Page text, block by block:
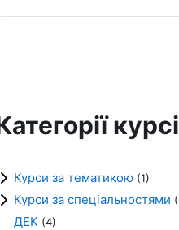
Курси за тематикою (1)
Курси за спеціальностями
ДЕК (4)